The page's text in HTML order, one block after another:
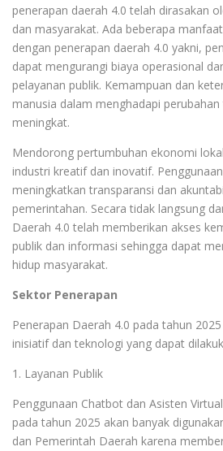
penerapan daerah 4.0 telah dirasakan
dan masyarakat. Ada beberapa
dengan penerapan daerah 4.0 yakni,
dapat mengurangi biaya operasional
pelayanan publik. Kemampuan dan
manusia dalam menghadapi
meningkat.
Mendorong pertumbuhan ekonomi
industri kreatif dan inovatif.
meningkatkan transparansi dan
pemerintahan. Secara tidak langsung
Daerah 4.0 telah memberikan akses
publik dan informasi sehingga dapat
hidup masyarakat.
Sektor Penerapan
Penerapan Daerah 4.0 pada tahun
inisiatif dan teknologi yang dapat
1. Layanan Publik
Penggunaan Chatbot dan Asisten
pada tahun 2025 akan banyak
dan Pemerintah Daerah karena